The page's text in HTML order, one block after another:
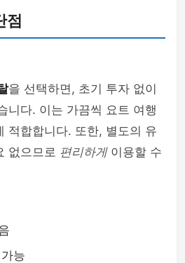
점
을 선택하면, 초기 투자 없이
니다. 이는 가끔씩 요트 여행
적합합니다. 또한, 별도의 유
없으므로 편리하게이용할 수
능